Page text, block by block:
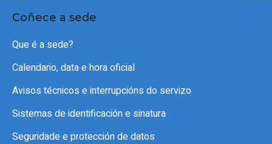
Coñece a sede
Que é a sede?
Calendario, data e hora oficial
Avisos técnicos e interrupcións do servizo
Sistemas de identificación e sinatura
Seguridade e protección de datos